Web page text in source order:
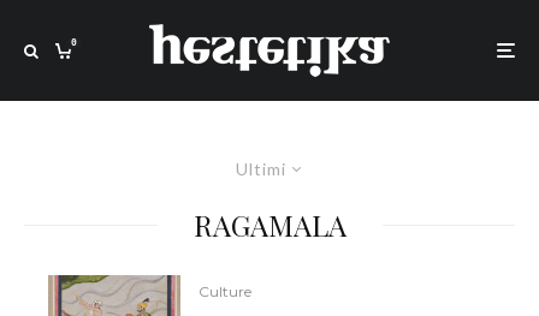
0
Ultimi
RAGAMALA
Culture